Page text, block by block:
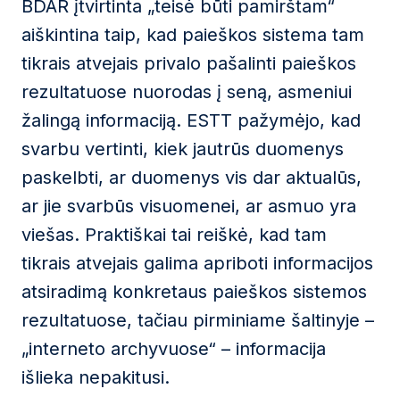
BDAR įtvirtinta „teisė būti pamirštam“
aiškintina taip, kad paieškos sistema tam
tikrais atvejais privalo pašalinti paieškos
rezultatuose nuorodas į seną, asmeniui
žalingą informaciją. ESTT pažymėjo, kad
svarbu vertinti, kiek jautrūs duomenys
paskelbti, ar duomenys vis dar aktualūs,
ar jie svarbūs visuomenei, ar asmuo yra
viešas. Praktiškai tai reiškė, kad tam
tikrais atvejais galima apriboti informacijos
atsiradimą konkretaus paieškos sistemos
rezultatuose, tačiau pirminiame šaltinyje –
„interneto archyvuose“ – informacija
išlieka nepakitusi.